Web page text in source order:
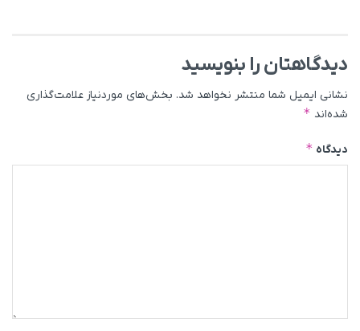
دیدگاهتان را بنویسید
نشانی ایمیل شما منتشر نخواهد شد. بخش‌های موردنیاز علامت‌گذاری
شده‌اند *
دیدگاه *